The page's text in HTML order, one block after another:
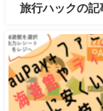
旅行ハックの記